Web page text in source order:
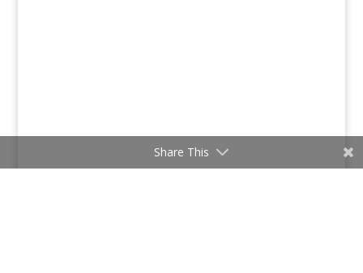
Share This